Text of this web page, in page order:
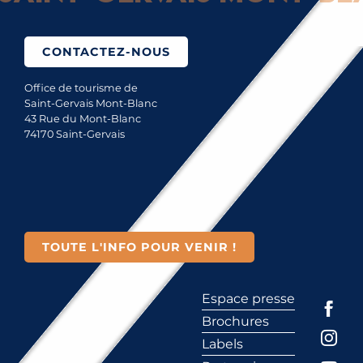
CONTACTEZ-NOUS
Office de tourisme de
Saint-Gervais Mont-Blanc
43 Rue du Mont-Blanc
74170 Saint-Gervais
TOUTE L'INFO POUR VENIR !
Espace presse
Brochures
Labels